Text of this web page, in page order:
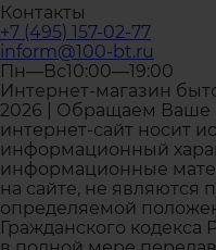
Контакты
+7 (495) 157-02-77
inform@100-bt.ru
Пн—Вс10:00—19:00
Интернет-магазин
2026 | Обращаем Ваше
интернет-сайт носит
информационный
информационные
на сайте, не являются
определяемой
Гражданского кодекса